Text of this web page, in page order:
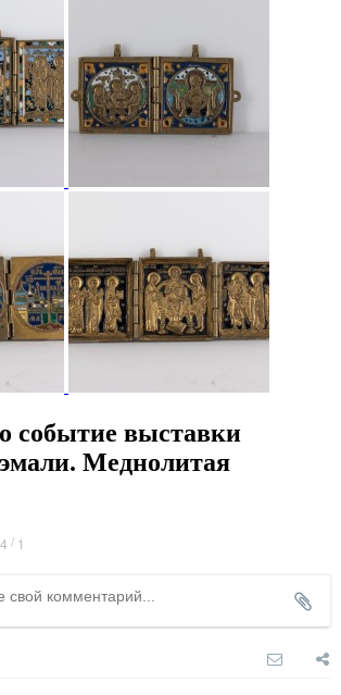
событие выставки
Меднолитая
4 / 1